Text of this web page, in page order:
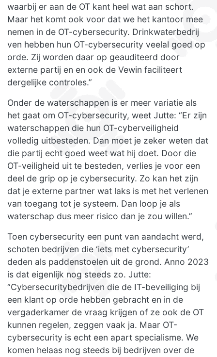
waarbij er aan de OT kant heel wat aan schort.
Maar het komt ook voor dat we het kantoor mee
nemen in de OT-cybersecurity. Drinkwaterbedrij
ven hebben hun OT-cybersecurity veelal goed op
orde. Zij worden daar op geauditeerd door
externe partij en en ook de Vewin faciliteert
dergelijke controles.”
Onder de waterschappen is er meer variatie als
het gaat om OT-cybersecurity, weet Jutte: “Er zijn
waterschappen die hun OT-cyberveiligheid
volledig uitbesteden. Dan moet je zeker weten dat
die partij echt goed weet wat hij doet. Door die
OT-veiligheid uit te besteden, verlies je voor een
deel de grip op je cybersecurity. Zo kan het zijn
dat je externe partner wat laks is met het verlenen
van toegang tot je systeem. Dan loop je als
waterschap dus meer risico dan je zou willen.”
Toen cybersecurity een punt van aandacht werd,
schoten bedrijven die ‘iets met cybersecurity’
deden als paddenstoelen uit de grond. Anno 2023
is dat eigenlijk nog steeds zo. Jutte:
“Cybersecuritybedrijven die de IT-beveiliging bij
een klant op orde hebben gebracht en in de
vergaderkamer de vraag krijgen of ze ook de OT
kunnen regelen, zeggen vaak ja. Maar OT-
cybersecurity is echt een apart specialisme. We
komen helaas nog steeds bij bedrijven over de